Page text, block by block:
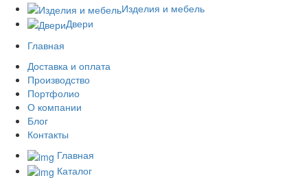
Изделия и мебель
Двери
Главная
Доставка и оплата
Производство
Портфолио
О компании
Блог
Контакты
Главная
Каталог